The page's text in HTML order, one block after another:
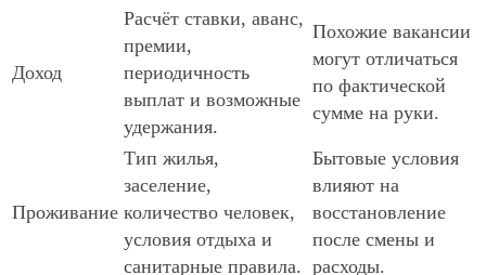
Доход
Расчёт ставки, аванс,
премии,
периодичность
выплат и возможные
удержания.
Похожие вакансии
могут отличаться
по фактической
сумме на руки.
Проживание
Тип жилья,
заселение,
количество человек,
условия отдыха и
санитарные правила.
Бытовые условия
влияют на
восстановление
после смены и
расходы.